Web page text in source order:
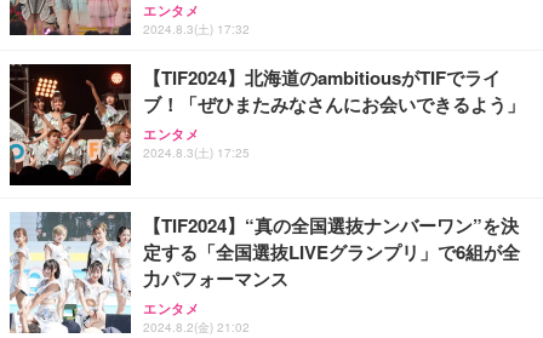
エンタメ
2024.8.3(土) 17:32
【TIF2024】北海道のambitiousがTIFでライ
ブ！「ぜひまたみなさんにお会いできるよう」
エンタメ
2024.8.3(土) 17:25
【TIF2024】“真の全国選抜ナンバーワン”を決
定する「全国選抜LIVEグランプリ」で6組が全
力パフォーマンス
エンタメ
2024.8.2(金) 21:02